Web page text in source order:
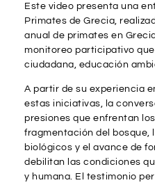
Este video presenta una
Primates de Grecia ,
anual de primates en
monitoreo participativo
ciudadana, educación
A partir de su experiencia
estas iniciativas, la
presiones que enfrentan
fragmentación del bosque,
biológicos y el avance de
debilitan las condiciones
y humana. El testimonio